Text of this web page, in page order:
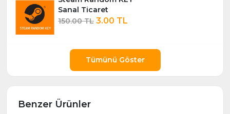
Sanal Ticaret
150.00 TL 3.00 TL
Tümünü Göster
Benzer Ürünler